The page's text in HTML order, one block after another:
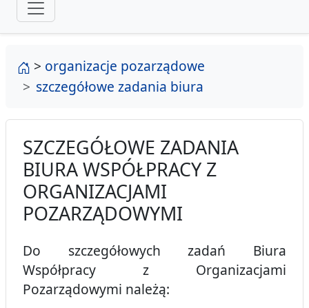
strona główna
> organizacje pozarządowe
szczegółowe zadania biura
SZCZEGÓŁOWE ZADANIA
BIURA WSPÓŁPRACY Z
ORGANIZACJAMI
POZARZĄDOWYMI
Do szczegółowych zadań Biura
Współpracy z Organizacjami
Pozarządowymi należą: